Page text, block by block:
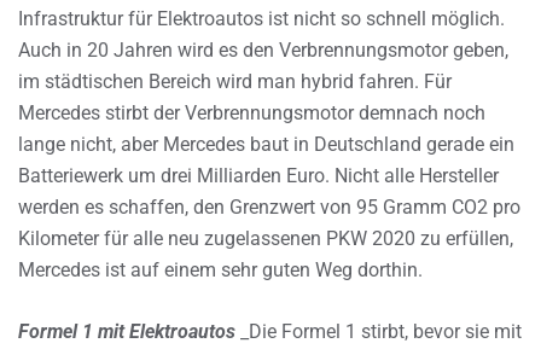
Infrastruktur für Elektroautos ist nicht so schnell möglich.
Auch in 20 Jahren wird es den Verbrennungsmotor geben,
im städtischen Bereich wird man hybrid fahren. Für
Mercedes stirbt der Verbrennungsmotor demnach noch
lange nicht, aber Mercedes baut in Deutschland gerade ein
Batteriewerk um drei Milliarden Euro. Nicht alle Hersteller
werden es schaffen, den Grenzwert von 95 Gramm CO2 pro
Kilometer für alle neu zugelassenen PKW 2020 zu erfüllen,
Mercedes ist auf einem sehr guten Weg dorthin.
Formel 1 mit Elektroautos _Die Formel 1 stirbt, bevor sie mit